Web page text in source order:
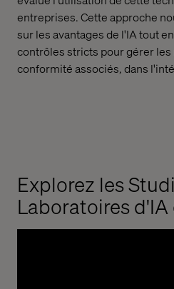
entreprises. Cette approche
sur les avantages de l'IA tout
contrôles stricts pour gérer
conformité associés, dans
Explorez les
Laboratoires